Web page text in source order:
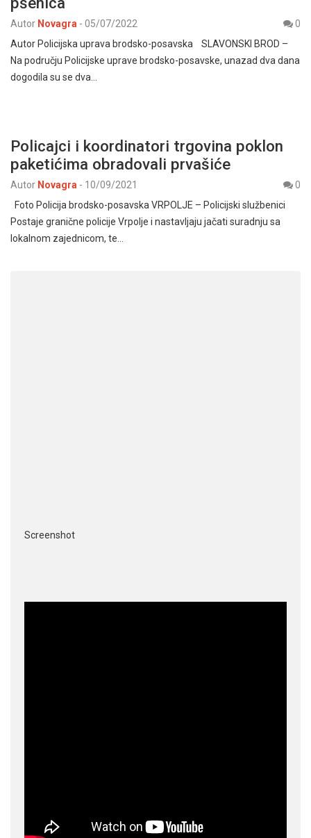
Autor Novagra - 05/07/2022
0
Autor Policijska uprava brodsko-posavska SLAVONSKI BROD –
Na području Policijske uprave brodsko-posavske, unazad dva dana
dogodila su se dva…
Policajci i koordinatori trgovina poklon
paketićima obradovali prvašiće
Autor Novagra - 10/09/2021
0
Foto Policija brodsko-posavska VRPOLJE – Policijski službenici
Postaje granične policije Vrpolje i nastavljaju jačati suradnju sa
lokalnom zajednicom, te…
Screenshot